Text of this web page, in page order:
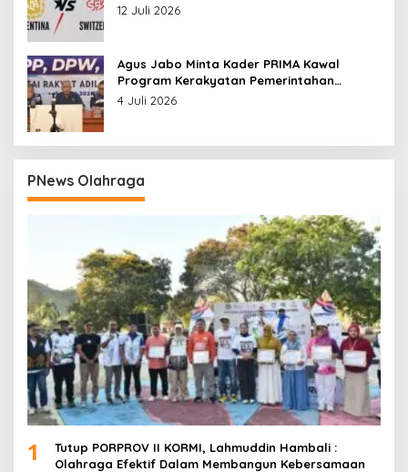
12 Juli 2026
Agus Jabo Minta Kader PRIMA Kawal
Program Kerakyatan Pemerintahan
Prabowo
4 Juli 2026
PNews Olahraga
1
Tutup PORPROV II KORMI, Lahmuddin Hambali :
Olahraga Efektif Dalam Membangun Kebersamaan